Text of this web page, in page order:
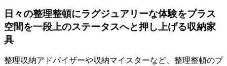
日々の整理整頓にラグジュアリーな体験をプラス
空間を一段上のステータスへと押し上げる収納家
具
整理収納アドバイザーや収納マイスターなど、整理整頓のプ